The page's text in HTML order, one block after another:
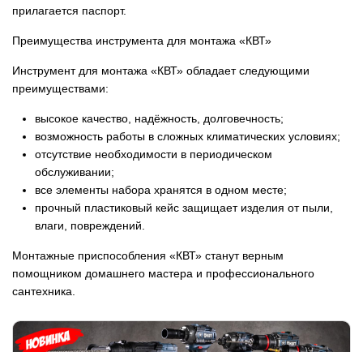
прилагается паспорт.
Преимущества инструмента для монтажа «КВТ»
Инструмент для монтажа «КВТ» обладает следующими
преимуществами:
высокое качество, надёжность, долговечность;
возможность работы в сложных климатических условиях;
отсутствие необходимости в периодическом
обслуживании;
все элементы набора хранятся в одном месте;
прочный пластиковый кейс защищает изделия от пыли,
влаги, повреждений.
Монтажные приспособления «КВТ» станут верным
помощником домашнего мастера и профессионального
сантехника.